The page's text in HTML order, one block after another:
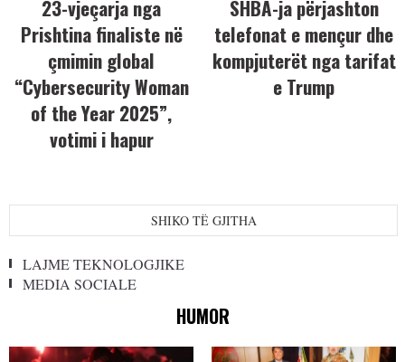
23-vjeçarja nga
Prishtina finaliste në
çmimin global
“Cybersecurity Woman
of the Year 2025”,
votimi i hapur
SHBA-ja përjashton
telefonat e mençur dhe
kompjuterët nga tarifat
e Trump
SHIKO TË GJITHA
LAJME TEKNOLOGJIKE
MEDIA SOCIALE
HUMOR